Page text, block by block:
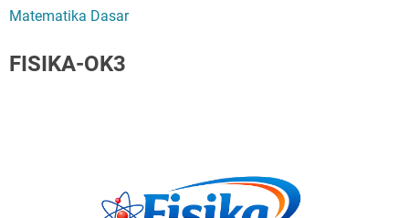
Matematika Dasar
FISIKA-OK3